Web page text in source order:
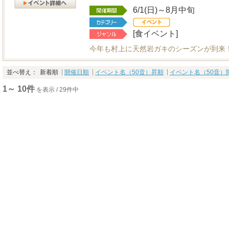
6/1(日)～8月中旬
[食イベント]
今年も村上に天然岩ガキのシーズンが到来
並べ替え： 新着順 開催日順 イベント名（50音）昇順 イベント名（50音）
1～ 10件 を表示 / 29件中